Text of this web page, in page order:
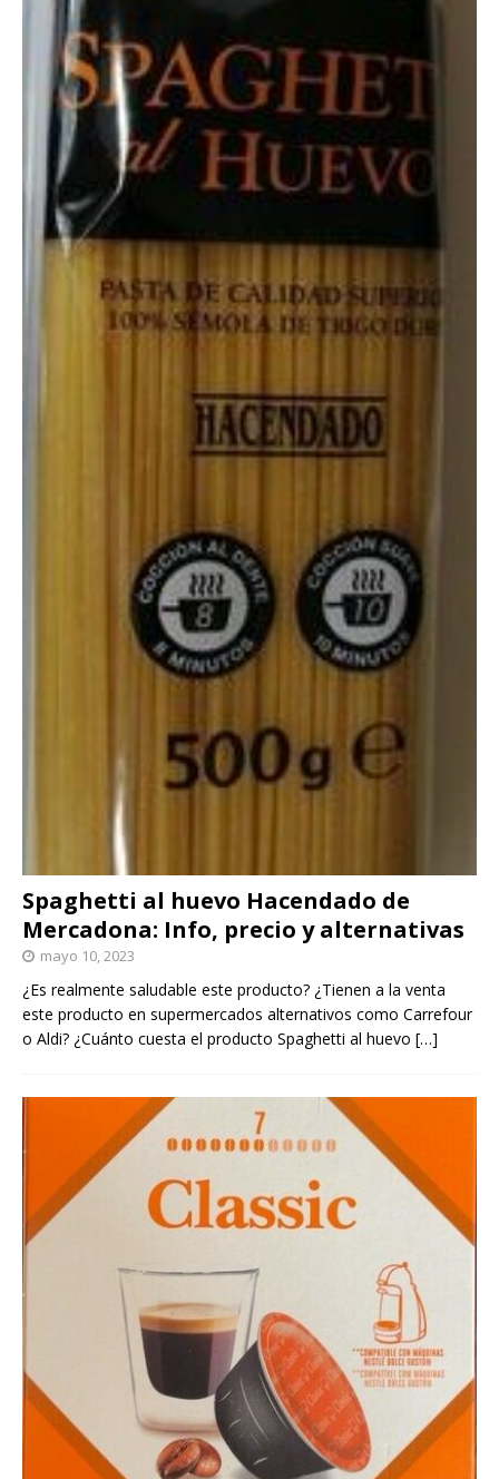
Spaghetti al huevo Hacendado de
Mercadona: Info, precio y alternativas
mayo 10, 2023
¿Es realmente saludable este producto? ¿Tienen a la venta
este producto en supermercados alternativos como Carrefour
o Aldi? ¿Cuánto cuesta el producto Spaghetti al huevo […]